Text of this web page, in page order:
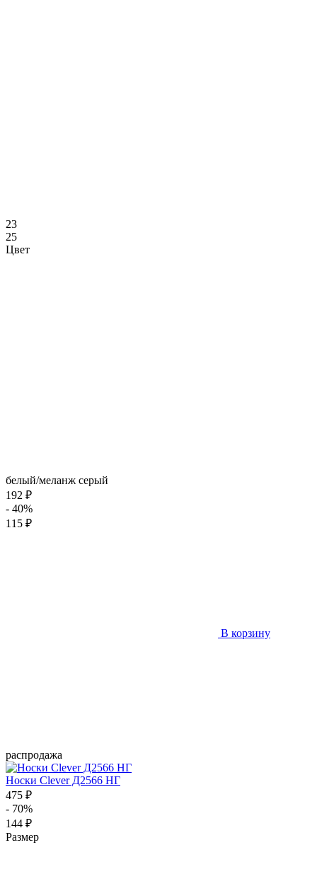
23
25
Цвет
белый/меланж серый
192 ₽
- 40%
115 ₽
В корзину
распродажа
Носки Clever Д2566 НГ
475 ₽
- 70%
144 ₽
Размер